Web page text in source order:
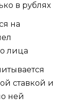
в рублях
на
лица
ставкой и
ней